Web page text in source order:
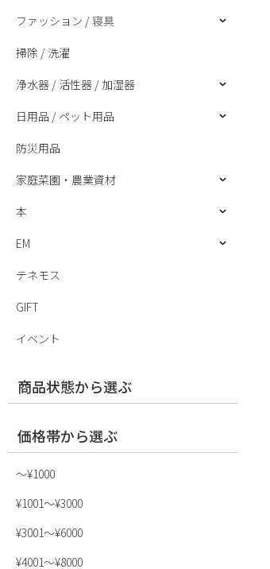
ファッション / 寝具
掃除 / 洗濯
浄水器 / 活性器 / 加湿器
日用品 / ペット用品
防災用品
家庭菜園・農業資材
本
EM
テネモス
GIFT
イベント
商品状態から選ぶ
価格帯から選ぶ
〜¥1000
¥1001〜¥3000
¥3001〜¥6000
¥4001〜¥8000